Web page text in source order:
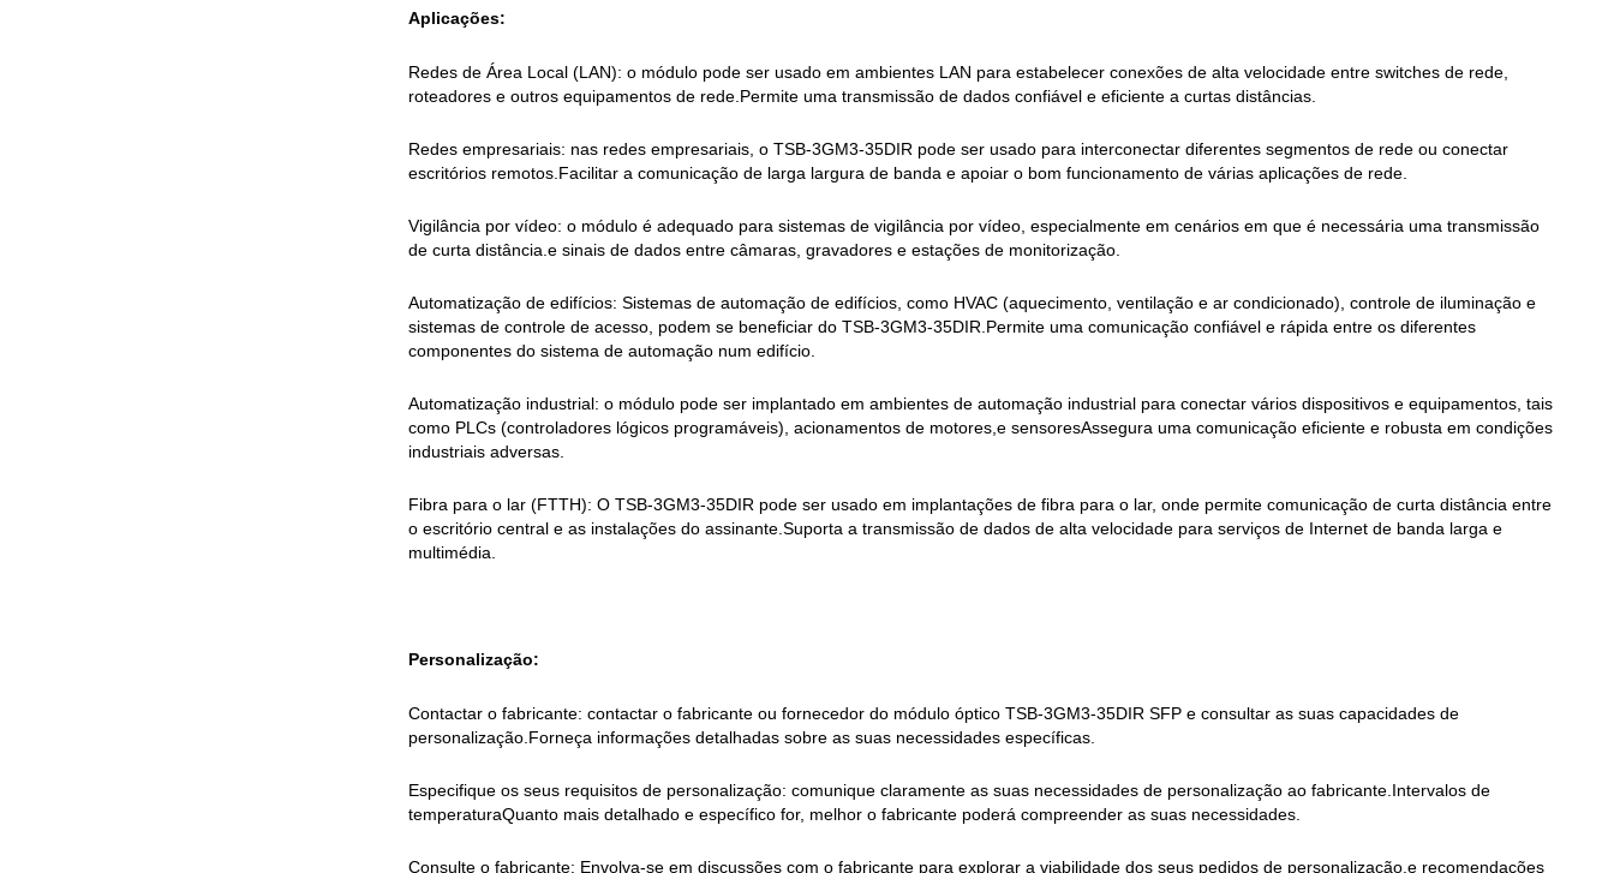
Aplicações:
Redes de Área Local (LAN): o módulo pode ser usado em ambientes LAN para estabelecer conexões de alta velocidade entre switches de rede,
roteadores e outros equipamentos de rede.Permite uma transmissão de dados confiável e eficiente a curtas distâncias.
Redes empresariais: nas redes empresariais, o TSB-3GM3-35DIR pode ser usado para interconectar diferentes segmentos de rede ou conectar
escritórios remotos.Facilitar a comunicação de larga largura de banda e apoiar o bom funcionamento de várias aplicações de rede.
Vigilância por vídeo: o módulo é adequado para sistemas de vigilância por vídeo, especialmente em cenários em que é necessária uma transmissão
de curta distância.e sinais de dados entre câmaras, gravadores e estações de monitorização.
Automatização de edifícios: Sistemas de automação de edifícios, como HVAC (aquecimento, ventilação e ar condicionado), controle de iluminação e
sistemas de controle de acesso, podem se beneficiar do TSB-3GM3-35DIR.Permite uma comunicação confiável e rápida entre os diferentes
componentes do sistema de automação num edifício.
Automatização industrial: o módulo pode ser implantado em ambientes de automação industrial para conectar vários dispositivos e equipamentos, tais
como PLCs (controladores lógicos programáveis), acionamentos de motores,e sensoresAssegura uma comunicação eficiente e robusta em condições
industriais adversas.
Fibra para o lar (FTTH): O TSB-3GM3-35DIR pode ser usado em implantações de fibra para o lar, onde permite comunicação de curta distância entre
o escritório central e as instalações do assinante.Suporta a transmissão de dados de alta velocidade para serviços de Internet de banda larga e
multimédia.
Personalização:
Contactar o fabricante: contactar o fabricante ou fornecedor do módulo óptico TSB-3GM3-35DIR SFP e consultar as suas capacidades de
personalização.Forneça informações detalhadas sobre as suas necessidades específicas.
Especifique os seus requisitos de personalização: comunique claramente as suas necessidades de personalização ao fabricante.Intervalos de
temperaturaQuanto mais detalhado e específico for, melhor o fabricante poderá compreender as suas necessidades.
Consulte o fabricante: Envolva-se em discussões com o fabricante para explorar a viabilidade dos seus pedidos de personalização.e recomendações